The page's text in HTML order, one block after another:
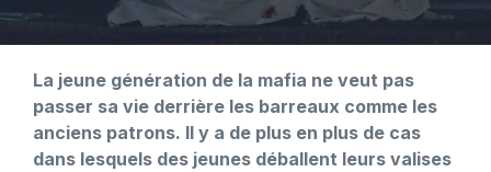
La jeune génération de la mafia ne veut pas
passer sa vie derrière les barreaux comme les
anciens patrons. Il y a de plus en plus de cas
dans lesquels des jeunes déballent leurs valises